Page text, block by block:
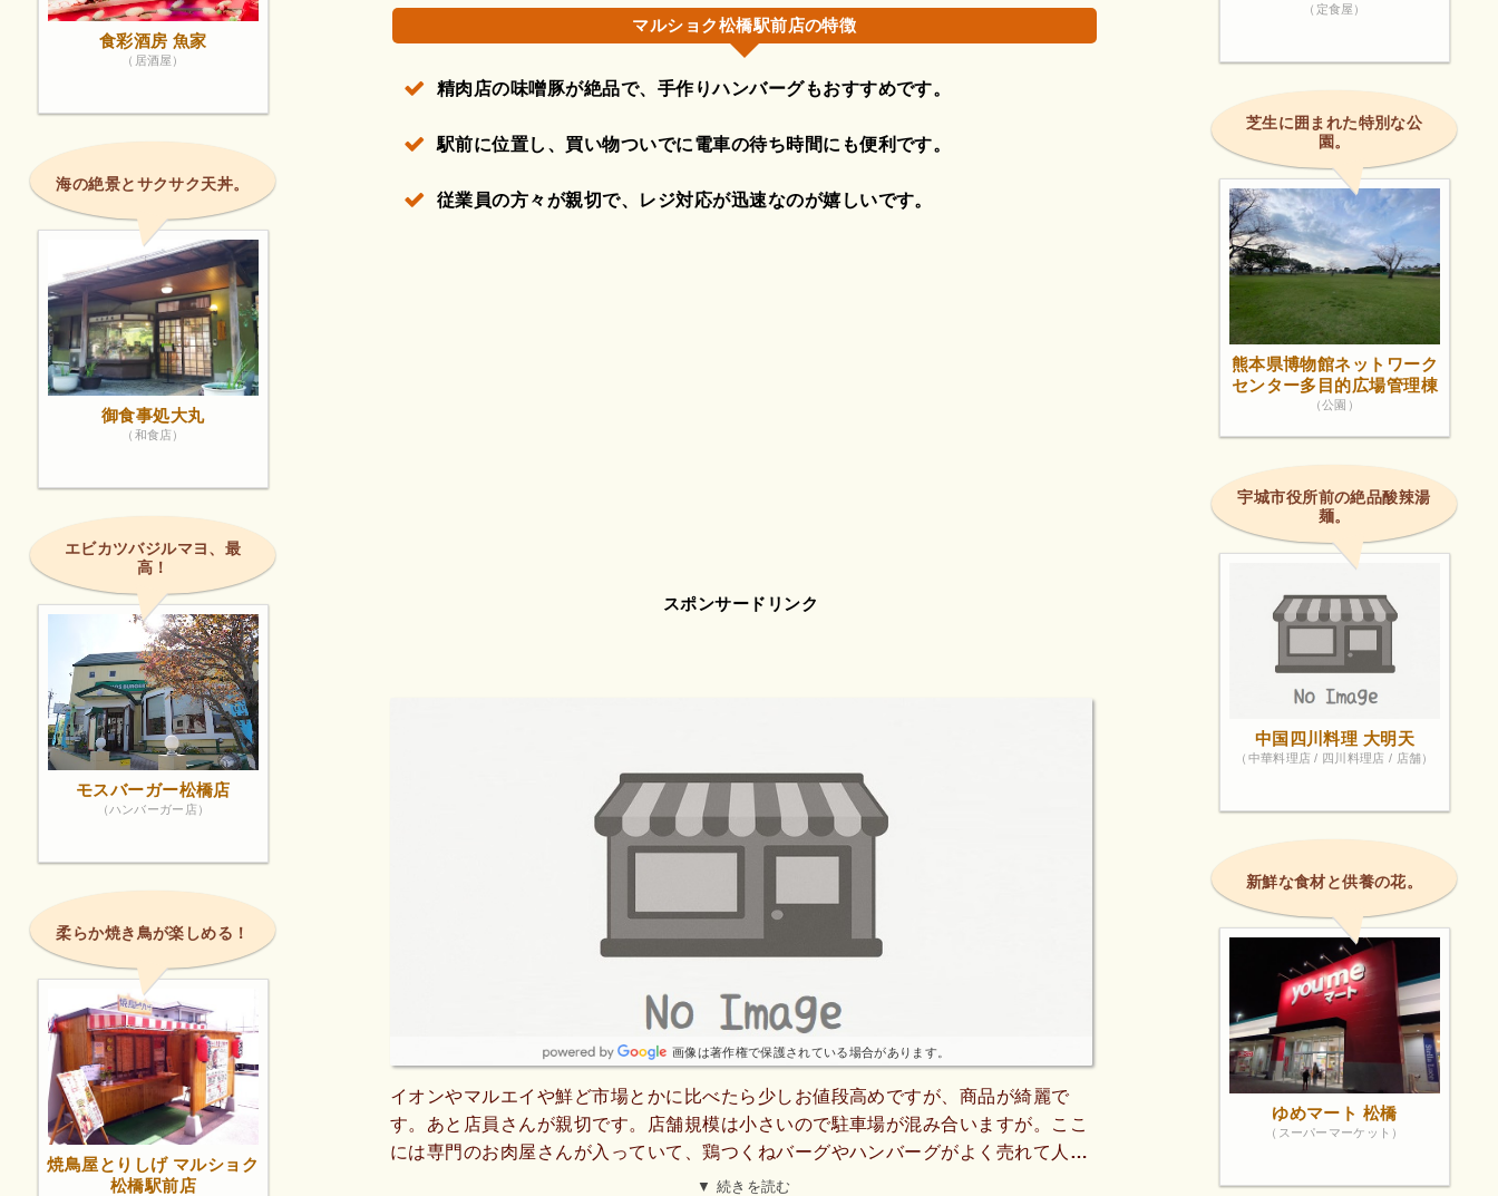
マルショク松橋駅前店の特徴
精肉店の味噌豚が絶品で、手作りハンバーグもおすすめです。
駅前に位置し、買い物ついでに電車の待ち時間にも便利です。
従業員の方々が親切で、レジ対応が迅速なのが嬉しいです。
スポンサードリンク
画像は著作権で保護されている場合があります。
イオンやマルエイや鮮ど市場とかに比べたら少しお値段高めですが、商品が綺麗で
す。あと店員さんが親切です。店舗規模は小さいので駐車場が混み合いますが。ここ
には専門のお肉屋さんが入っていて、鶏つくねバーグやハンバーグがよく売れて人気
があるみたいで、ぼんやりしてるとドンドンお客さん来て注文していくので、既成の
▼ 続きを読む
食彩酒房 魚家
（居酒屋）
海の絶景とサクサク天丼。
御食事処大丸
（和食店）
エビカツバジルマヨ、最
高！
モスバーガー松橋店
（ハンバーガー店）
柔らか焼き鳥が楽しめる！
焼鳥屋とりしげ マルショク
松橋駅前店
（定食屋）
芝生に囲まれた特別な公
園。
熊本県博物館ネットワーク
センター多目的広場管理棟
（公園）
宇城市役所前の絶品酸辣湯
麺。
中国四川料理 大明天
（中華料理店 / 四川料理店 / 店舗）
新鮮な食材と供養の花。
ゆめマート 松橋
（スーパーマーケット）